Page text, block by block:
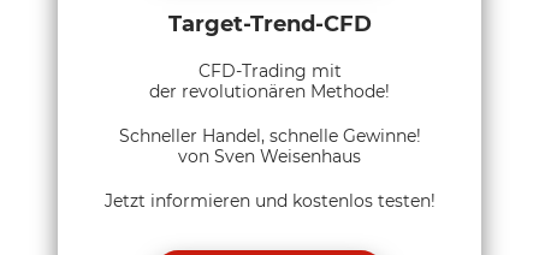
Target-Trend-CFD
CFD-Trading mit
der revolutionären Methode!
Schneller Handel, schnelle Gewinne!
von Sven Weisenhaus
Jetzt informieren und kostenlos testen!